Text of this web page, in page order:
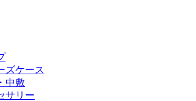
ズケース
中敷
サリー